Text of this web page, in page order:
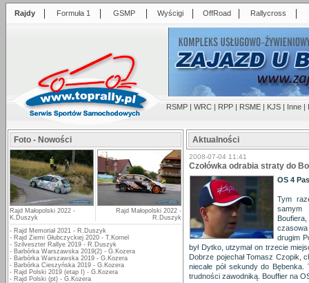
Rajdy | Formuła 1 | GSMP | Wyścigi | OffRoad | Rallycross |
RSMP | WRC | RPP | RSME | KJS | Inne |
Foto - Nowości
Rajd Małopolski 2022 -
K.Duszyk
Rajd Małopolski 2022 -
R.Duszyk
- Rajd Memoriał 2021 - R.Duszyk
- Rajd Ziemi Głubczyckiej 2020 - T.Kornel
- Szilveszter Rallye 2019 - R.Duszyk
- Barbórka Warszawska 2019(2) - G.Kozera
- Barbórka Warszawska 2019 - G.Kozera
- Barbórka Cieszyńska 2019 - G.Kozera
- Rajd Polski 2019 (etap I) - G.Kozera
- Rajd Polski (pt) - G.Kozera
Aktualności
2008-07-04 11:41
Czołówka odrabia straty do
OS 4
Tym
samym
drugim
był Dytko, utzymał on trzecie
Dobrze pojechał Tomasz Czopik,
niecałe pół sekundy do
trudności zawodniką. Bouffier na